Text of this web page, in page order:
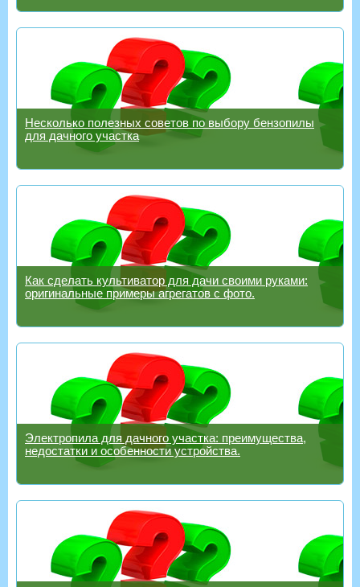
Несколько полезных советов по выбору бензопилы
для дачного участка
Как сделать культиватор для дачи своими руками:
оригинальные примеры агрегатов с фото.
Электропила для дачного участка: преимущества,
недостатки и особенности устройства.